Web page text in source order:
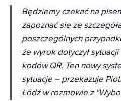
Będziemy czekać na
zapoznać się ze
poszczególnych
że wyrok dotyczył
kodów QR. Ten nowy
sytuacje – przekazuje
Łódź w rozmowie z